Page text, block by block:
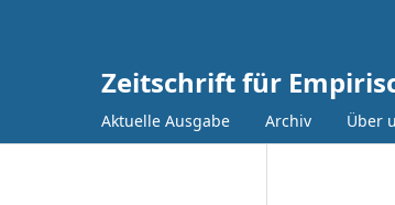
Zeitschrift für
Aktuelle Ausgabe Archiv Über